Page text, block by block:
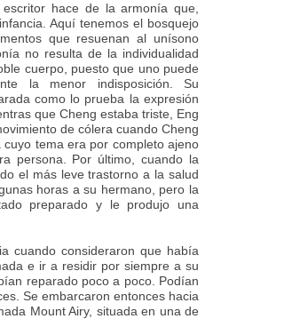
hace de la armonía que,
Aquí tenemos el bosquejo
que resuenan al unísono
no resulta de la individualidad
cuerpo, puesto que uno puede
la menor indisposición. Su
como lo prueba la expresión
que Cheng estaba triste, Eng
de cólera cuando Cheng
tema era por completo ajeno
persona. Por último, cuando la
el más leve trastorno a la salud
horas a su hermano, pero la
preparado y le produjo una
cuando consideraron que había
e ir a residir por siempre a su
reparado poco a poco. Podían
Se embarcaron entonces hacia
Mount Airy, situada en una de